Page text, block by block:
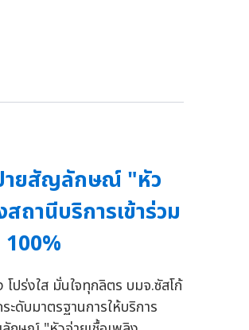
ายสัญลักษณ์ "หัว
ถานีบริการเข้าร่วม
ปร่งใส มั่นใจทุกลิตร บมจ.ซัสโก้
ะดับมาตรฐานการให้บริการ